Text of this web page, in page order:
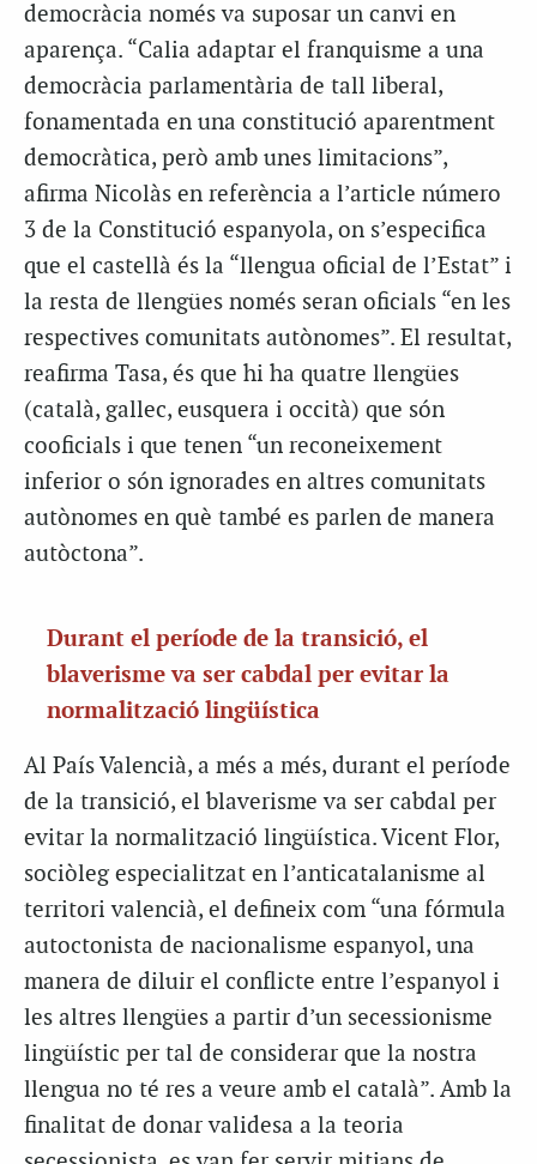
democràcia només va suposar un canvi en
aparença. “Calia adaptar el franquisme a una
democràcia parlamentària de tall liberal,
fonamentada en una constitució aparentment
democràtica, però amb unes limitacions”,
afirma Nicolàs en referència a l’article número
3 de la Constitució espanyola, on s’especifica
que el castellà és la “llengua oficial de l’Estat” i
la resta de llengües només seran oficials “en les
respectives comunitats autònomes”. El resultat,
reafirma Tasa, és que hi ha quatre llengües
(català, gallec, eusquera i occità) que són
cooficials i que tenen “un reconeixement
inferior o són ignorades en altres comunitats
autònomes en què també es parlen de manera
autòctona”.
Durant el període de la transició, el
blaverisme va ser cabdal per evitar la
normalització lingüística
Al País Valencià, a més a més, durant el període
de la transició, el blaverisme va ser cabdal per
evitar la normalització lingüística. Vicent Flor,
sociòleg especialitzat en l’anticatalanisme al
territori valencià, el defineix com “una fórmula
autoctonista de nacionalisme espanyol, una
manera de diluir el conflicte entre l’espanyol i
les altres llengües a partir d’un secessionisme
lingüístic per tal de considerar que la nostra
llengua no té res a veure amb el català”. Amb la
finalitat de donar validesa a la teoria